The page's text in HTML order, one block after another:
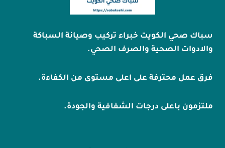
سباك صحي الكويت خبراء تركيب وصيانة السباكة
والادوات الصحية والصرف الصحي.
فرق عمل محترفة على اعلى مستوى من الكفاءة.
ملتزمون باعلى درجات الشفافية والجودة.